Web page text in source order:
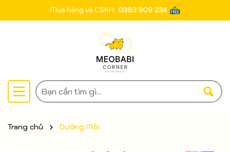
Mua hàng và CSKH: 0383 909 234
Trang chủ Dưỡng Môi